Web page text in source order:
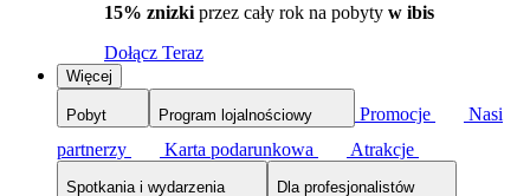
15% znizki przez cały rok na pobyty w ibis
Dołącz Teraz
Więcej
Pobyt Program lojalnościowy Promocje
Nasi
partnerzy
Karta podarunkowa Atrakcje
Spotkania i wydarzenia Dla profesjonalistów